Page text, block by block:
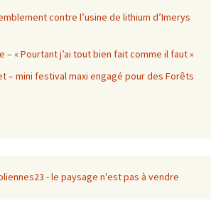
contre l’usine de lithium d’Imerys
« Pourtant j’ai tout bien fait comme il faut »
– mini festival maxi engagé pour des Forêts
- le paysage n'est pas à vendre